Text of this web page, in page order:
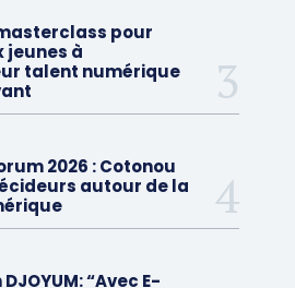
pour
jeunes à
talent numérique
2026 : Cotonou
autour de la
“Avec E-